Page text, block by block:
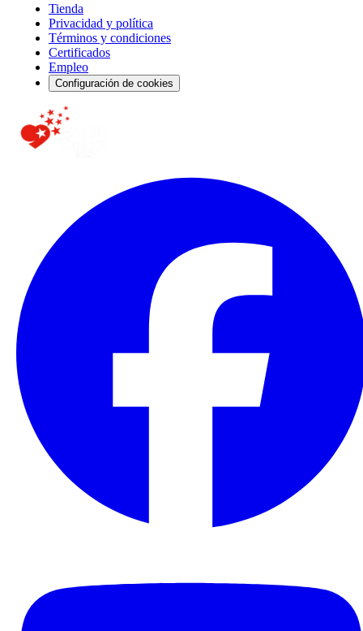
Tienda
Privacidad y política
Términos y condiciones
Certificados
Empleo
Configuración de cookies